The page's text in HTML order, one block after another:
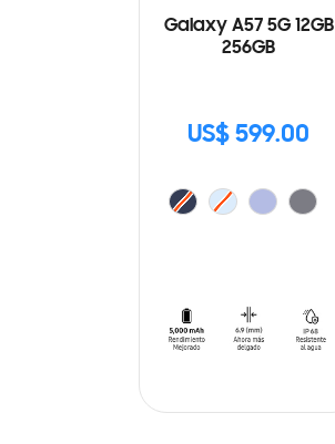
Galaxy A57 5G 12GB
256GB
US$ 599.00